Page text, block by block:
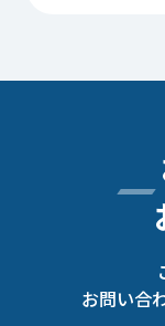
お問い合